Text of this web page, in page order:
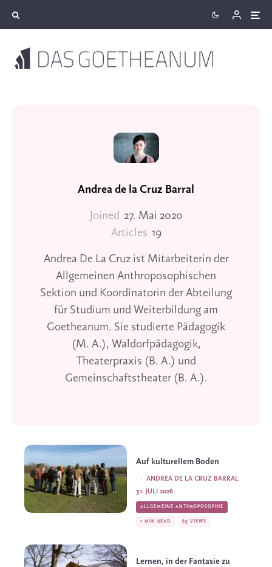
Andrea de la Cruz Barral
Joined 27. Mai 2020
Articles 19
Andrea De La Cruz ist Mitarbeiterin der
Allgemeinen Anthroposophischen
Sektion und Koordinatorin der Abteilung
für Studium und Weiterbildung am
Goetheanum. Sie studierte Pädagogik
(M. A.), Waldorfpädagogik,
Theaterpraxis (B. A.) und
Gemeinschaftstheater (B. A.).
Auf kulturellem Boden
ANDREA DE LA CRUZ BARRAL
·
31. JULI 2026
ALLGEMEINE ANTHROPOSOPHIE
1 MIN READ 65 VIEWS
Lernen, in der Fantasie zu